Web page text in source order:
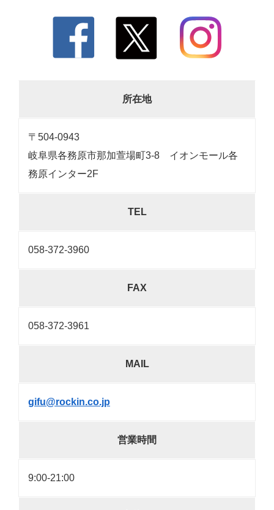
所在地
〒504-0943
岐阜県各務原市那加萱場町3-8 イオンモール各
務原インター2F
TEL
058-372-3960
FAX
058-372-3961
MAIL
gifu@rockin.co.jp
営業時間
9:00-21:00